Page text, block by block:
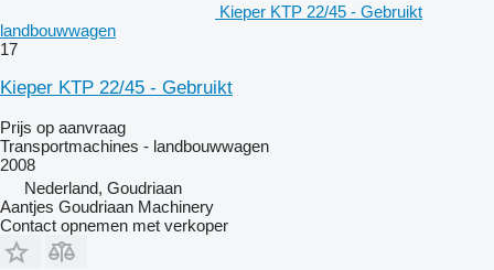
Kieper KTP 22/45 - Gebruikt
landbouwwagen
17
Kieper KTP 22/45 - Gebruikt
Prijs op aanvraag
Transportmachines - landbouwwagen
2008
Nederland, Goudriaan
Aantjes Goudriaan Machinery
Contact opnemen met verkoper